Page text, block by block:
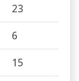
23
6
15